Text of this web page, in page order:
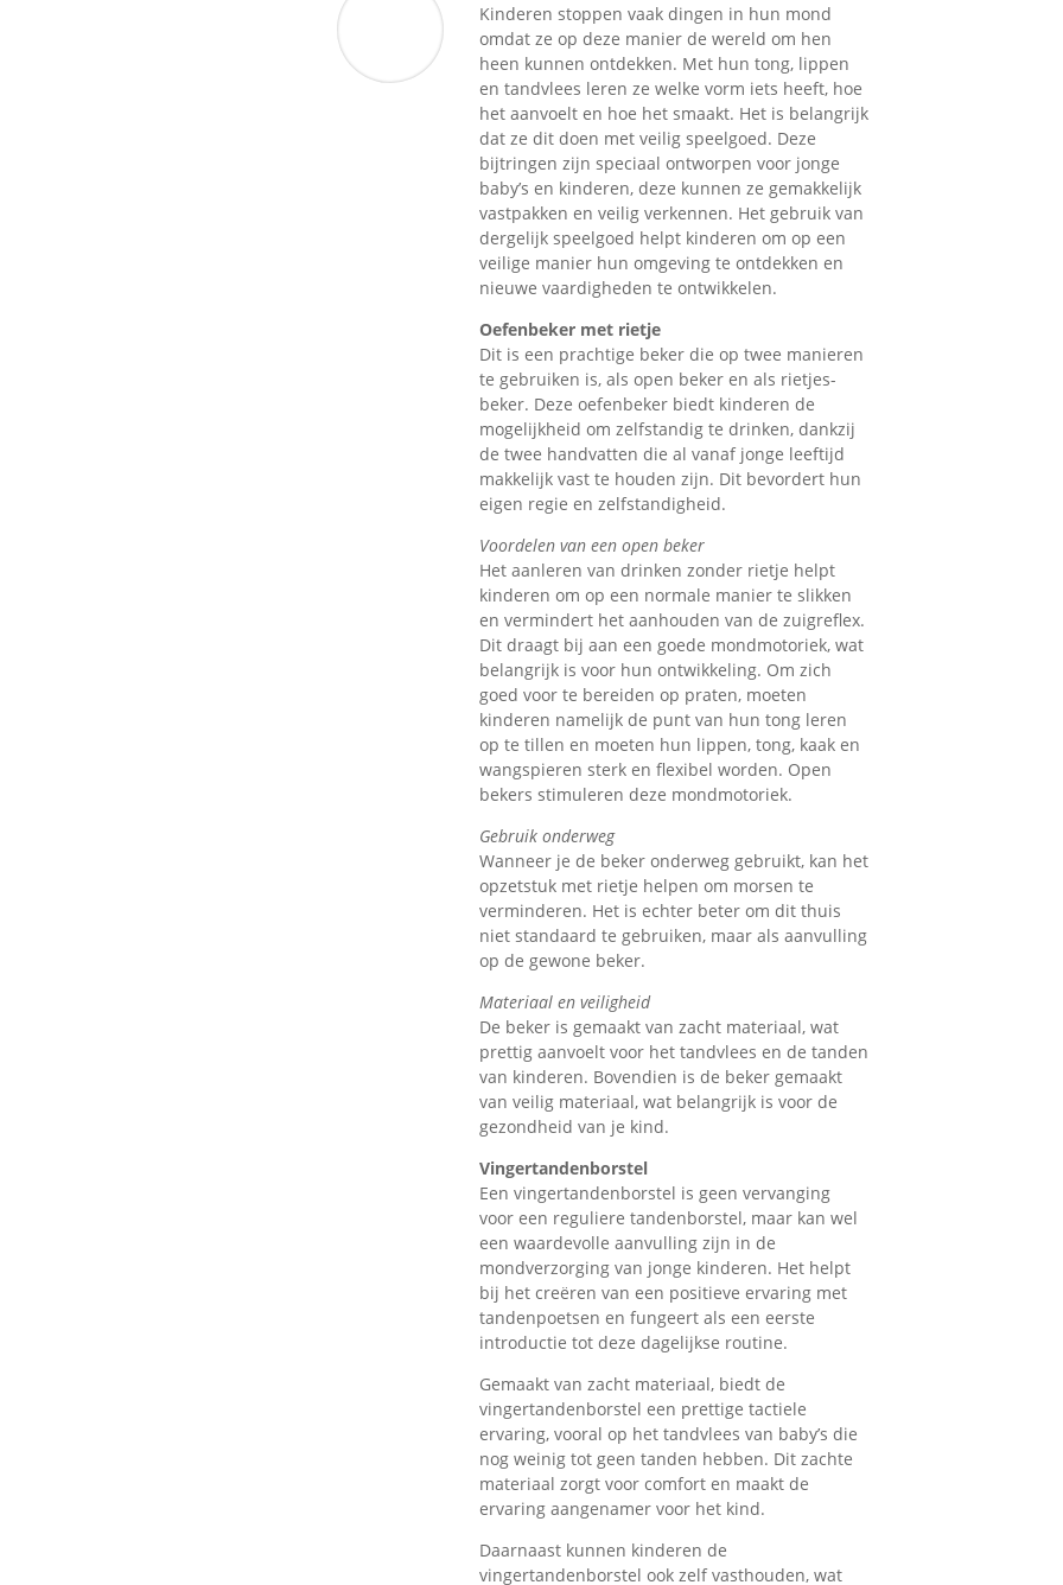
Kinderen stoppen vaak dingen in hun mond
omdat ze op deze manier de wereld om hen
heen kunnen ontdekken. Met hun tong, lippen
en tandvlees leren ze welke vorm iets heeft, hoe
het aanvoelt en hoe het smaakt. Het is belangrijk
dat ze dit doen met veilig speelgoed. Deze
bijtringen zijn speciaal ontworpen voor jonge
baby’s en kinderen, deze kunnen ze gemakkelijk
vastpakken en veilig verkennen. Het gebruik van
dergelijk speelgoed helpt kinderen om op een
veilige manier hun omgeving te ontdekken en
nieuwe vaardigheden te ontwikkelen.
Oefenbeker met rietje
Dit is een prachtige beker die op twee manieren
te gebruiken is, als open beker en als rietjes-
beker. Deze oefenbeker biedt kinderen de
mogelijkheid om zelfstandig te drinken, dankzij
de twee handvatten die al vanaf jonge leeftijd
makkelijk vast te houden zijn. Dit bevordert hun
eigen regie en zelfstandigheid.
Voordelen van een open beker
Het aanleren van drinken zonder rietje helpt
kinderen om op een normale manier te slikken
en vermindert het aanhouden van de zuigreflex.
Dit draagt bij aan een goede mondmotoriek, wat
belangrijk is voor hun ontwikkeling. Om zich
goed voor te bereiden op praten, moeten
kinderen namelijk de punt van hun tong leren
op te tillen en moeten hun lippen, tong, kaak en
wangspieren sterk en flexibel worden. Open
bekers stimuleren deze mondmotoriek.
Gebruik onderweg
Wanneer je de beker onderweg gebruikt, kan het
opzetstuk met rietje helpen om morsen te
verminderen. Het is echter beter om dit thuis
niet standaard te gebruiken, maar als aanvulling
op de gewone beker.
Materiaal en veiligheid
De beker is gemaakt van zacht materiaal, wat
prettig aanvoelt voor het tandvlees en de tanden
van kinderen. Bovendien is de beker gemaakt
van veilig materiaal, wat belangrijk is voor de
gezondheid van je kind.
Vingertandenborstel
Een vingertandenborstel is geen vervanging
voor een reguliere tandenborstel, maar kan wel
een waardevolle aanvulling zijn in de
mondverzorging van jonge kinderen. Het helpt
bij het creëren van een positieve ervaring met
tandenpoetsen en fungeert als een eerste
introductie tot deze dagelijkse routine.
Gemaakt van zacht materiaal, biedt de
vingertandenborstel een prettige tactiele
ervaring, vooral op het tandvlees van baby’s die
nog weinig tot geen tanden hebben. Dit zachte
materiaal zorgt voor comfort en maakt de
ervaring aangenamer voor het kind.
Daarnaast kunnen kinderen de
vingertandenborstel ook zelf vasthouden, wat